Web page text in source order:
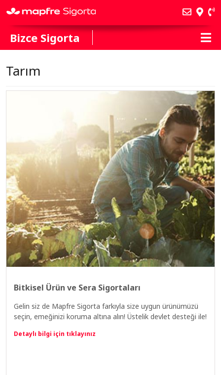
Bizce Sigorta
Tarım
Bitkisel Ürün ve Sera Sigortaları
Gelin siz de Mapfre Sigorta farkıyla size uygun ürünümüzü
seçin, emeğinizi koruma altına alın! Üstelik devlet desteği ile!
Detaylı bilgi için tıklayınız